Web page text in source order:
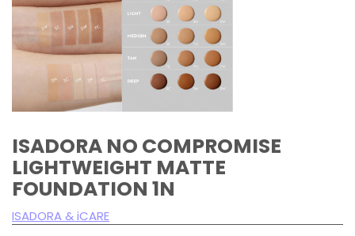
ISADORA NO COMPROMISE
LIGHTWEIGHT MATTE
FOUNDATION 1N
ISADORA & iCARE